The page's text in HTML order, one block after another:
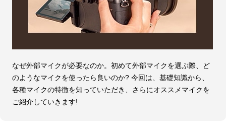
なぜ外部マイクが必要なのか。初めて外部マイクを選ぶ際、ど
のようなマイクを使ったら良いのか? 今回は、基礎知識から、
各種マイクの特徴を知っていただき、さらにオススメマイクを
ご紹介していきます!